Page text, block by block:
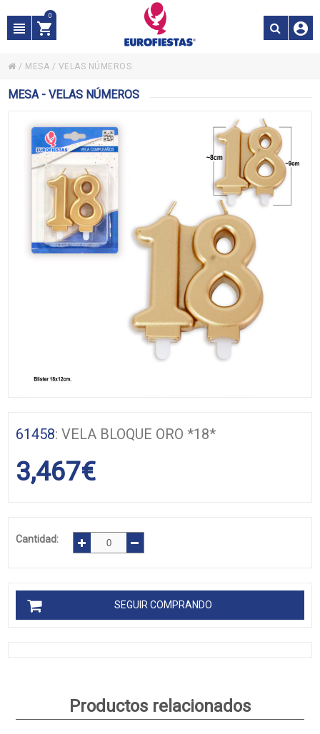
0
/ MESA / VELAS NÚMEROS
MESA - VELAS NÚMEROS
61458: VELA BLOQUE ORO *18*
3,467€
Cantidad:
SEGUIR COMPRANDO
Productos relacionados